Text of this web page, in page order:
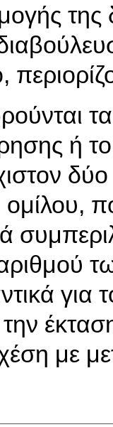
ή
δύο
ομίλου,
για
με